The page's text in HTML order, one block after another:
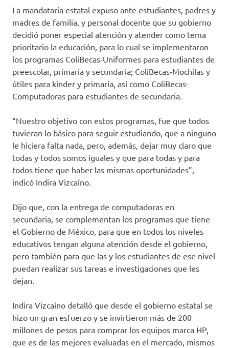
La mandataria estatal expuso ante estudiantes, padres y
madres de familia, y personal docente que su gobierno
decidió poner especial atención y atender como tema
prioritario la educación, para lo cual se implementaron
los programas ColiBecas-Uniformes para estudiantes de
preescolar, primaria y secundaria; ColiBecas-Mochilas y
útiles para kínder y primaria, así como ColiBecas-
Computadoras para estudiantes de secundaria.
“Nuestro objetivo con estos programas, fue que todos
tuvieran lo básico para seguir estudiando, que a ninguno
le hiciera falta nada, pero, además, dejar muy claro que
todas y todos somos iguales y que para todas y para
todos tiene que haber las mismas oportunidades”,
indicó Indira Vizcaíno.
Dijo que, con la entrega de computadoras en
secundaria, se complementan los programas que tiene
el Gobierno de México, para que en todos los niveles
educativos tengan alguna atención desde el gobierno,
pero también para que las y los estudiantes de ese nivel
puedan realizar sus tareas e investigaciones que les
dejan.
Indira Vizcaíno detalló que desde el gobierno estatal se
hizo un gran esfuerzo y se invirtieron más de 200
millones de pesos para comprar los equipos marca HP,
que es de las mejores evaluadas en el mercado, mismos